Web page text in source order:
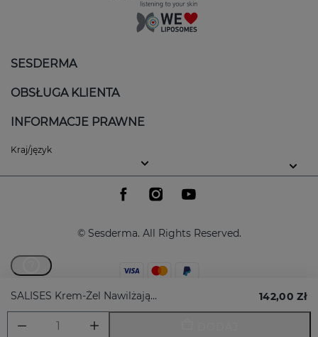
SALISES Krem-Żel Nawilżający 50 Ml 142,00 Zł
SESDERMA
OBSŁUGA KLIENTA
INFORMACJE PRAWNE
Kraj/język
© Sesderma. All Rights Reserved.